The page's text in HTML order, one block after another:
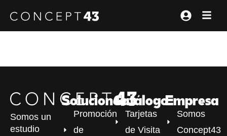
Somos un
estudio
Soluciones
Promoción
de
Catálogo
Tarjetas
de Visita
Empresa
Somos
Concept43